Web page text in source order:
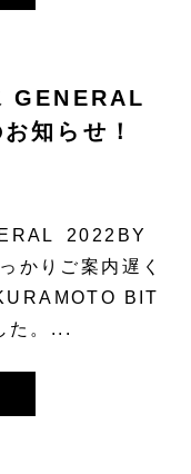
GENERAL⁡
知らせ！
⁡2022BY
かりご案内遅く
BIT
た。...